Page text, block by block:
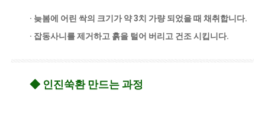
· 늦봄에 어린 싹의 크기가 약 3치 가량 되었을 때 채취합니다.
· 잡동사니를 제거하고 흙을 털어 버리고 건조 시킵니다.
◆ 인진쑥환 만드는 과정